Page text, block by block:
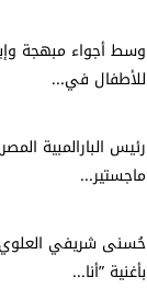
وسط أجواء مبهجة
للأطفال في...
رئيس البارالمبية
ماجستير...
حُسنى شريفي
بأغنية ”أنا...